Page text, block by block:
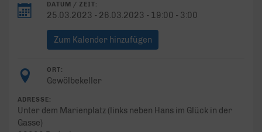
DATUM / ZEIT:
25.03.2023 - 26.03.2023 - 19:00 - 3:00
Zum Kalender hinzufügen
ORT:
Gewölbekeller
ADRESSE:
Unter dem Marienplatz (links neben Hans im Glück in der
Gasse)